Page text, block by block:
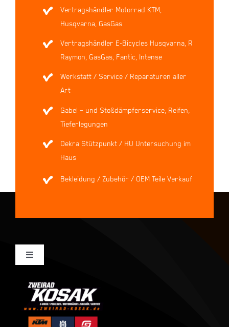
Vertragshändler Motorrad KTM,
Husqvarna, GasGas
Vertragshändler E-Bicycles Husqvarna, R
Raymon, GasGas, Fantic, Intense
Werkstatt / Service / Reparaturen aller
Art
Gabel – und Stoßdämpferservice, Reifen,
Tieferlegungen
Dekra Stützpunkt / HU Untersuchung im
Haus
Bekleidung / Zubehör / OEM Teile Verkauf
Toggle
Mein Konto
Kasse